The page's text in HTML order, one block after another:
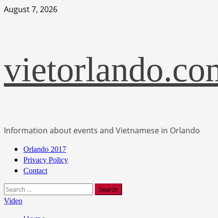
Skip
August 7, 2026
Information about events and Vietnamese in Orlando
Primary
Menu
Orlando 2017
Privacy Policy
Contact
Search
for:
Video